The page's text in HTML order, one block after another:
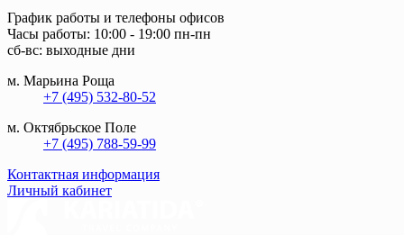
График работы и телефоны офисов
Часы работы: 10:00 - 19:00 пн-пн
сб-вс: выходные дни
м. Марьина Роща
+7 (495) 532-80-52
м. Октябрьское Поле
+7 (495) 788-59-99
Контактная информация
Личный кабинет